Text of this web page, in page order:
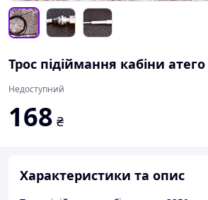
Трос підіймання кабіни
Недоступний
168 ₴
Характеристики та опис